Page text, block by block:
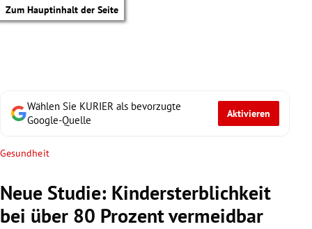
Zum Hauptinhalt der Seite
Wählen Sie KURIER als bevorzugte
Google-Quelle
Aktivieren
Gesundheit
Neue Studie: Kindersterblichkeit
bei über 80 Prozent vermeidbar